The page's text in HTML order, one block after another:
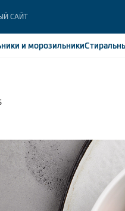
САЙТ
и морозильники
машины